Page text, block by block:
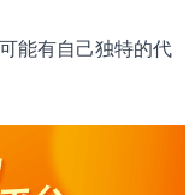
能有自己独特的代